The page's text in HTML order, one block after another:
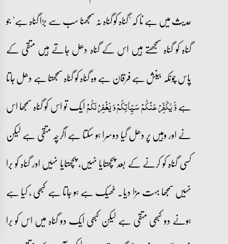
حدیث میں ہے نا کہ "گناہ کو گناہ نہ سمجھنا سب سے بڑا گناہ ہے" جو
گناہ کو گناہ سمجھتے ہیں اس کے گناہ دھل جاتے ہیں متقی کے
پاس چونکہ بینش ہے فرقان ہے وہ گناہ کو گناہ سمجھتا ہے دھل جاتا
ہےوَّ یُکَفِّرۡ عَنۡکُمۡ سَیِّاٰتِکُمۡ وَ یَغۡفِرۡ لَکُمۡایک تو اس کو گناہ سمجھا اس
نے اور وہیں پر دھل گیا دوسرا ہو سکتا ہے اگرچہ متقی ہے لیکن
کسی گناہ کو کرنے کے بعد پچھتایا نہیں، پچھتایا نہیں اور گناہ کو برا
نہیں سمجھا بہت مزا دیا۔ ٹھیک ہے ہو جاتا ہے کبھی ، کیا ہے
ہونے دو کبھی متقی ہے لیکن کبھی ایک دو گناہ میں اس کو برا